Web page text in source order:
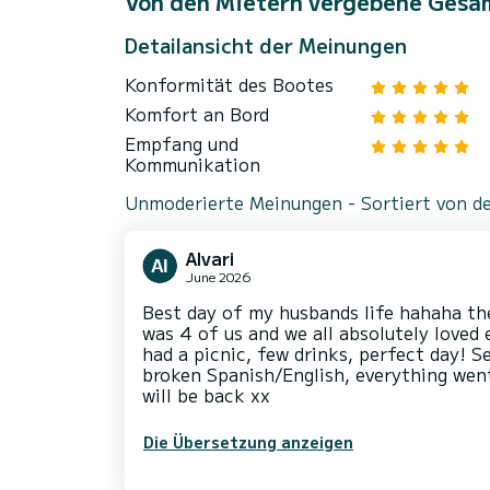
Detailansicht der Meinungen
Konformität des Bootes
Komfort an Bord
Empfang und
Kommunikation
Unmoderierte Meinungen - Sortiert von
Alvari
June 2026
Best day of my husbands life hahaha
was 4 of us and we all absolutely loved
had a picnic, few drinks, perfect day!
broken Spanish/English, everything
will be back xx
Die Übersetzung anzeigen